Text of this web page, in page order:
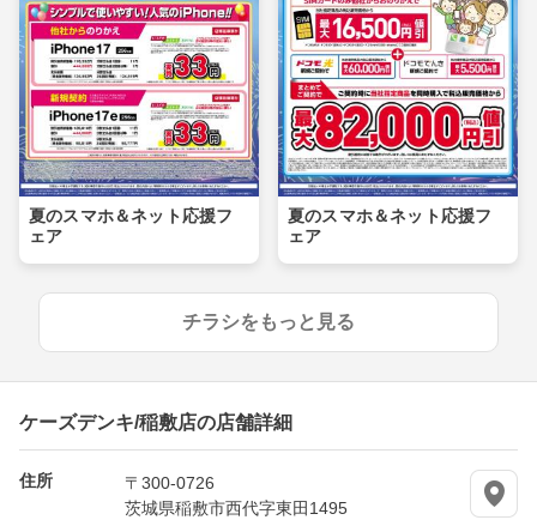
夏のスマホ＆ネット応援フ
ェア
夏のスマホ＆ネット応援フ
ェア
チラシをもっと見る
ケーズデンキ/稲敷店の店舗詳細
住所
〒300-0726
茨城県稲敷市西代字東田1495